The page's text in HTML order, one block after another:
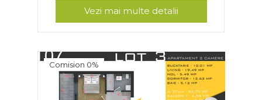
Vezi mai multe detalii
Comision 0%